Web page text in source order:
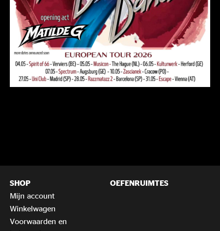
SHOP
Mijn account
Winkelwagen
Voorwaarden en
OEFENRUIMTES